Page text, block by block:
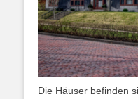
Die Häuser befinden